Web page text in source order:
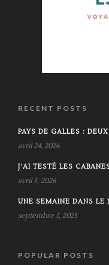
RECENT POSTS
PAYS DE GALLES :
avril 24, 2026
J’AI TESTÉ LES
avril 3, 2026
UNE SEMAINE DANS LE
septembre 1, 2025
POPULAR POSTS